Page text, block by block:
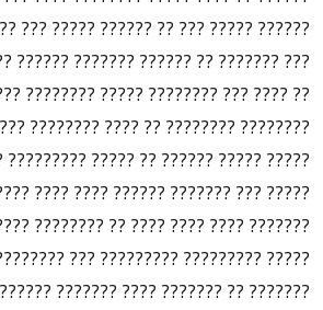
????? ??? ?????? ????? ????? ??
??????? ?????? ????? ??? ??? ?????
????? ???????? ??????? ?????
?? ???? ???????? ???????? ????? ????
????? ????????? ???????? ???? ????
?????? ???? ???? ????? ??? ???????
?? ???????? ??????? ?????????? ??
????????? ??? ???????? ????? ?????
??????? ???? ??????? ??????? ??????.